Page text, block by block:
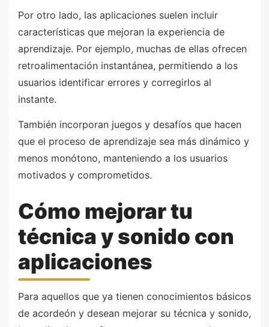
Por otro lado, las aplicaciones suelen incluir
características que mejoran la experiencia de
aprendizaje. Por ejemplo, muchas de ellas ofrecen
retroalimentación instantánea, permitiendo a los
usuarios identificar errores y corregirlos al
instante.
También incorporan juegos y desafíos que hacen
que el proceso de aprendizaje sea más dinámico y
menos monótono, manteniendo a los usuarios
motivados y comprometidos.
Cómo mejorar tu
técnica y sonido con
aplicaciones
Para aquellos que ya tienen conocimientos básicos
de acordeón y desean mejorar su técnica y sonido,